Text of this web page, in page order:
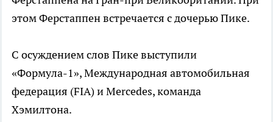
этом Ферстаппен встречается с дочерью Пике.
С осуждением слов Пике выступили
«Формула-1», Международная автомобильная
федерация (FIA) и Mercedes, команда
Хэмилтона.